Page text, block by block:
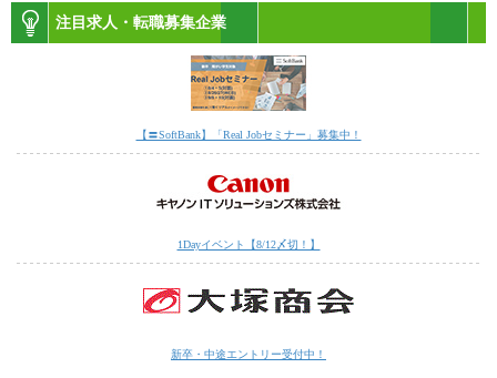
注目求人・転職募集企業
【〓SoftBank】「Real Jobセミナー」募集中！
1Dayイベント【8/12〆切！】
新卒・中途エントリー受付中！